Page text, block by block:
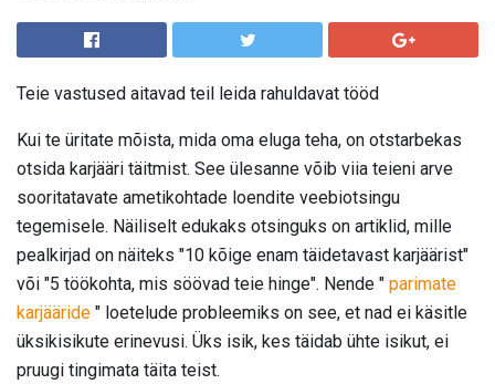
Teie vastused aitavad teil leida rahuldavat tööd
Kui te üritate mõista, mida oma eluga teha, on otstarbekas
otsida karjääri täitmist. See ülesanne võib viia teieni arve
sooritatavate ametikohtade loendite veebiotsingu
tegemisele. Näiliselt edukaks otsinguks on artiklid, mille
pealkirjad on näiteks "10 kõige enam täidetavast karjäärist"
või "5 töökohta, mis söövad teie hinge". Nende " parimate
karjääride " loetelude probleemiks on see, et nad ei käsitle
üksikisikute erinevusi. Üks isik, kes täidab ühte isikut, ei
pruugi tingimata täita teist.